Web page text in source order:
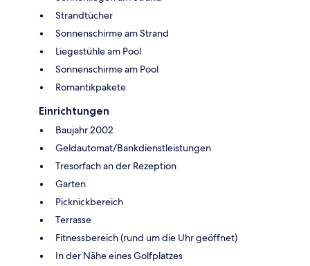
Strandtücher
Sonnenschirme am Strand
Liegestühle am Pool
Sonnenschirme am Pool
Romantikpakete
Einrichtungen
Baujahr 2002
Geldautomat/Bankdienstleistungen
Tresorfach an der Rezeption
Garten
Picknickbereich
Terrasse
Fitnessbereich (rund um die Uhr geöffnet)
In der Nähe eines Golfplatzes